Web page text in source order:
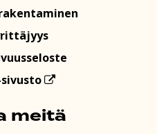
meitä